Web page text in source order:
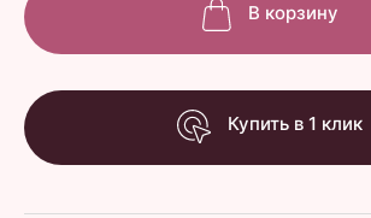
В корзину
Купить в 1 клик